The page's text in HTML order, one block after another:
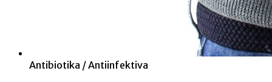
Antibiotika / Antiinfektiva